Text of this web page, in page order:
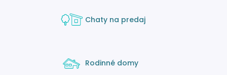
Chaty na predaj
Rodinné domy